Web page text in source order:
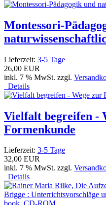
Montessori-
Lieferzeit: 3-5 Tage
26,00 EUR
inkl. 7 % MwSt. zzgl.
Details
Vielfalt begreifen -
Formenkunde
Lieferzeit: 3-5 Tage
32,00 EUR
inkl. 7 % MwSt. zzgl.
Details